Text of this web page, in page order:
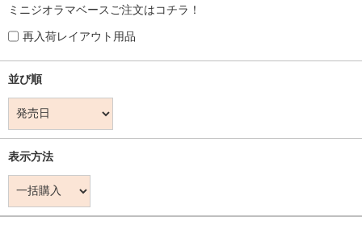
ミニジオラマベースご注文はコチラ！
再入荷レイアウト用品
並び順
表示方法